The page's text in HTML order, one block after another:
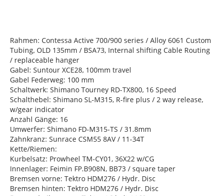
Rahmen: Contessa Active 700/900 series / Alloy 6061 Custom
Tubing, OLD 135mm / BSA73, Internal shifting Cable Routing
/ replaceable hanger
Gabel: Suntour XCE28, 100mm travel
Gabel Federweg: 100 mm
Schaltwerk: Shimano Tourney RD-TX800, 16 Speed
Schalthebel: Shimano SL-M315, R-fire plus / 2 way release,
w/gear indicator
Anzahl Gänge: 16
Umwerfer: Shimano FD-M315-TS / 31.8mm
Zahnkranz: Sunrace CSM55 8AV / 11-34T
Kette/Riemen:
Kurbelsatz: Prowheel TM-CY01, 36X22 w/CG
Innenlager: Feimin FP.B908N, BB73 / square taper
Bremsen vorne: Tektro HDM276 / Hydr. Disc
Bremsen hinten: Tektro HDM276 / Hydr. Disc